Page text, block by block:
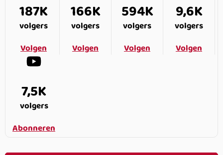
187K
volgers
Volgen
166K
volgers
Volgen
594K
volgers
Volgen
9,6K
volgers
Volgen
7,5K
volgers
Abonneren